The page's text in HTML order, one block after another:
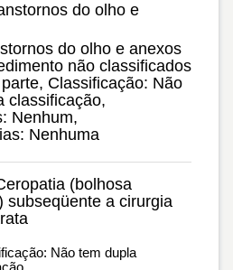
do olho e
do olho e anexos
não classificados
Classificação: Não
classificação,
Nenhum,
Nenhuma
(bolhosa
subseqüente a cirurgia
Não tem dupla